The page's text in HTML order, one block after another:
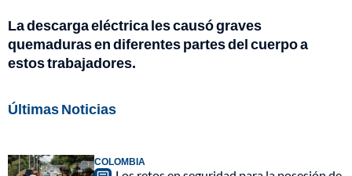
La descarga eléctrica les causó graves
quemaduras en diferentes partes del cuerpo a
estos trabajadores.
Últimas Noticias
COLOMBIA